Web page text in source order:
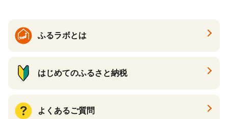
ふるラボとは
はじめてのふるさと納税
よくあるご質問